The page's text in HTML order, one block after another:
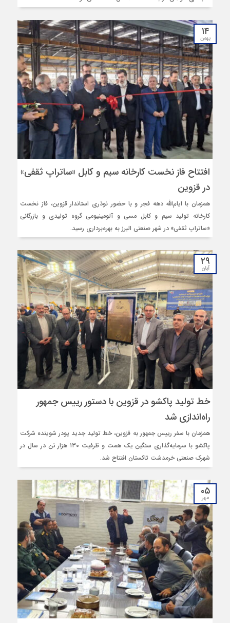
۱۴
بهمن
افتتاح فاز نخست کارخانه سیم و کابل «ساتراپ ثقفی»
در قزوین
همزمان با ایام‌الله دهه فجر و با حضور نوذری استاندار قزوین، فاز نخست
کارخانه تولید سیم و کابل مسی و آلومینیومی گروه تولیدی و بازرگانی
«ساتراپ ثقفی» در شهر صنعتی البرز به بهره‌برداری رسید.
۲۹
آبان
خط تولید پاکشو در قزوین با دستور رییس‌ جمهور
راه‌اندازی شد
همزمان با سفر رییس‌ جمهور به قزوین، خط تولید جدید پودر شوینده شرکت
پاکشو با سرمایه‌گذاری سنگین یک همت و ظرفیت ۱۳۰ هزار تن در سال در
شهرک صنعتی خرمدشت تاکستان افتتاح شد.
۰۵
مهر